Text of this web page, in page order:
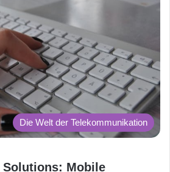
Die Welt der Telekommunikation
Solutions: Mobile